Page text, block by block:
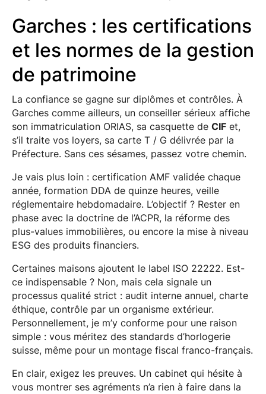
Garches : les certifications
et les normes de la gestion
de patrimoine
La confiance se gagne sur diplômes et contrôles. À
Garches comme ailleurs, un conseiller sérieux affiche
son immatriculation ORIAS, sa casquette de CIFet,
s’il traite vos loyers, sa carte T / G délivrée par la
Préfecture. Sans ces sésames, passez votre chemin.
Je vais plus loin : certification AMF validée chaque
année, formation DDA de quinze heures, veille
réglementaire hebdomadaire. L’objectif ? Rester en
phase avec la doctrine de l’ACPR, la réforme des
plus-values immobilières, ou encore la mise à niveau
ESG des produits financiers.
Certaines maisons ajoutent le label ISO 22222. Est-
ce indispensable ? Non, mais cela signale un
processus qualité strict : audit interne annuel, charte
éthique, contrôle par un organisme extérieur.
Personnellement, je m’y conforme pour une raison
simple : vous méritez des standards d’horlogerie
suisse, même pour un montage fiscal franco-français.
En clair, exigez les preuves. Un cabinet qui hésite à
vous montrer ses agréments n’a rien à faire dans la